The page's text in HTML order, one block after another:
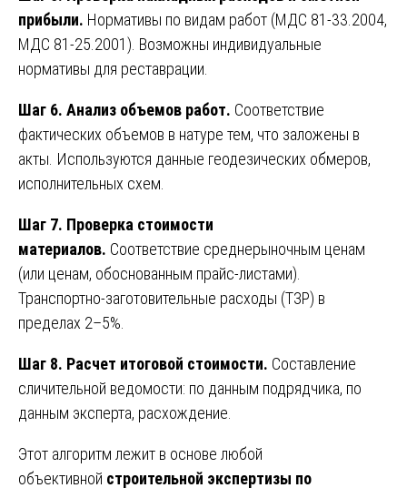
прибыли. Нормативы по видам работ (МДС 81-33.2004,
МДС 81-25.2001). Возможны индивидуальные
нормативы для реставрации.
Шаг 6. Анализ объемов работ. Соответствие
фактических объемов в натуре тем, что заложены в
акты. Используются данные геодезических обмеров,
исполнительных схем.
Шаг 7. Проверка стоимости
материалов. Соответствие среднерыночным ценам
(или ценам, обоснованным прайс-листами).
Транспортно-заготовительные расходы (ТЗР) в
пределах 2–5%.
Шаг 8. Расчет итоговой стоимости. Составление
сличительной ведомости: по данным подрядчика, по
данным эксперта, расхождение.
Этот алгоритм лежит в основе любой
объективной строительной экспертизы по